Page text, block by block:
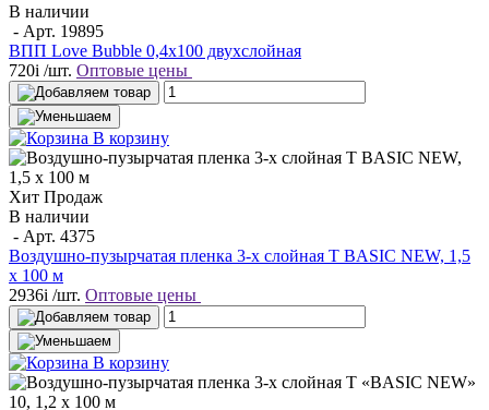
В наличии
- Арт. 19895
ВПП Love Bubble 0,4х100 двухслойная
720i /шт. Оптовые цены
В корзину
Хит Продаж
В наличии
- Арт. 4375
Воздушно-пузырчатая пленка 3-х слойная T BASIC NEW, 1,5
х 100 м
2936i /шт. Оптовые цены
В корзину